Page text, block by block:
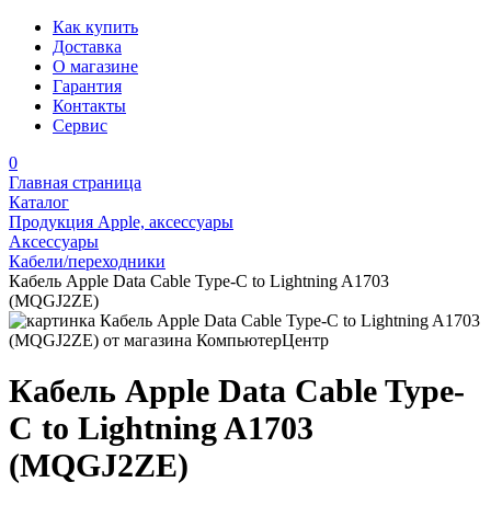
Как купить
Доставка
О магазине
Гарантия
Контакты
Сервис
0
Главная страница
Каталог
Продукция Apple, аксессуары
Аксессуары
Кабели/переходники
Кабель Apple Data Cable Type-C to Lightning A1703
(MQGJ2ZE)
Кабель Apple Data Cable Type-
C to Lightning A1703
(MQGJ2ZE)